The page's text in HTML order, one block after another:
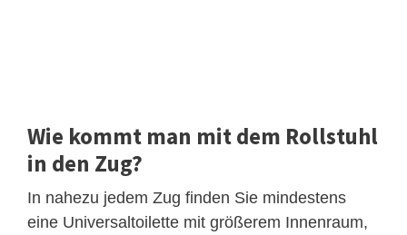
Wie kommt man mit dem Rollstuhl
in den Zug?
In nahezu jedem Zug finden Sie mindestens
eine Universaltoilette mit größerem Innenraum,